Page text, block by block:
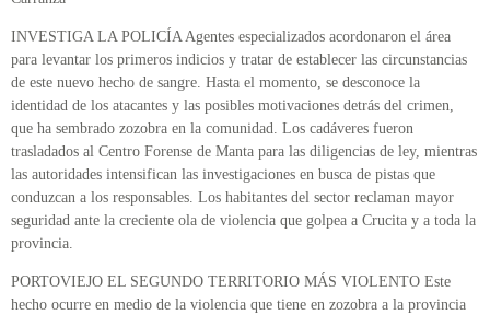
INVESTIGA LA POLICÍA Agentes especializados acordonaron el área
para levantar los primeros indicios y tratar de establecer las circunstancias
de este nuevo hecho de sangre. Hasta el momento, se desconoce la
identidad de los atacantes y las posibles motivaciones detrás del crimen,
que ha sembrado zozobra en la comunidad. Los cadáveres fueron
trasladados al Centro Forense de Manta para las diligencias de ley, mientras
las autoridades intensifican las investigaciones en busca de pistas que
conduzcan a los responsables. Los habitantes del sector reclaman mayor
seguridad ante la creciente ola de violencia que golpea a Crucita y a toda la
provincia.
PORTOVIEJO EL SEGUNDO TERRITORIO MÁS VIOLENTO Este
hecho ocurre en medio de la violencia que tiene en zozobra a la provincia